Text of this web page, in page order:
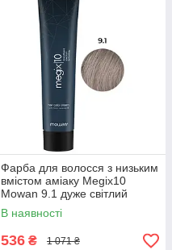
Фарба для волосся з низьким
вмістом аміаку Megix10
Mowan 9.1 дуже світлий
попелястий блонд 100 мл
В наявності
536 ₴ 1 071 ₴